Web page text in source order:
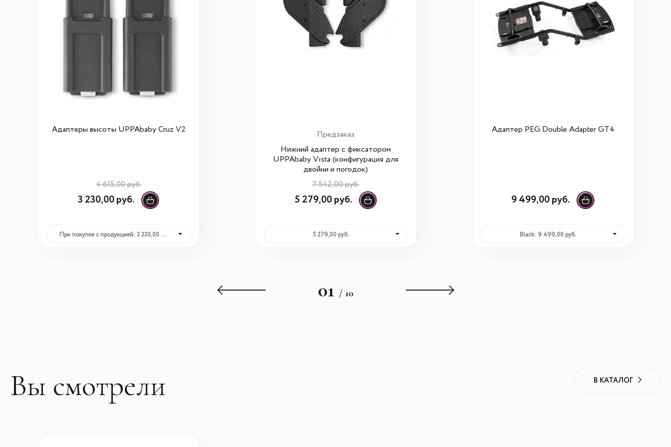
Адаптеры высоты UPPAbaby Cruz V2
4 615,00 руб.
3 230,00 руб.
При покупке с продукцией: 3 230,00 руб.
Предзаказ
Нижний адаптер c фиксатором
UPPAbaby Vista (конфигурация для
двойни и погодок)
7 542,00 руб.
5 279,00 руб.
5 279,00 руб.
Адаптер PEG Double Adapter GT4
9 499,00 руб.
Black: 9 499,00 руб.
01 / 10
Вы смотрели В КАТАЛОГ